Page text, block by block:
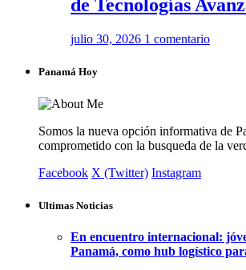
de Tecnologías
julio 30, 2026 1 comentario
Panamá Hoy
Somos la nueva opción informativa de
comprometido con la busqueda de la
Facebook X (Twitter) Instagram
Ultimas Noticias
En encuentro internacional:
Panamá, como hub logístico